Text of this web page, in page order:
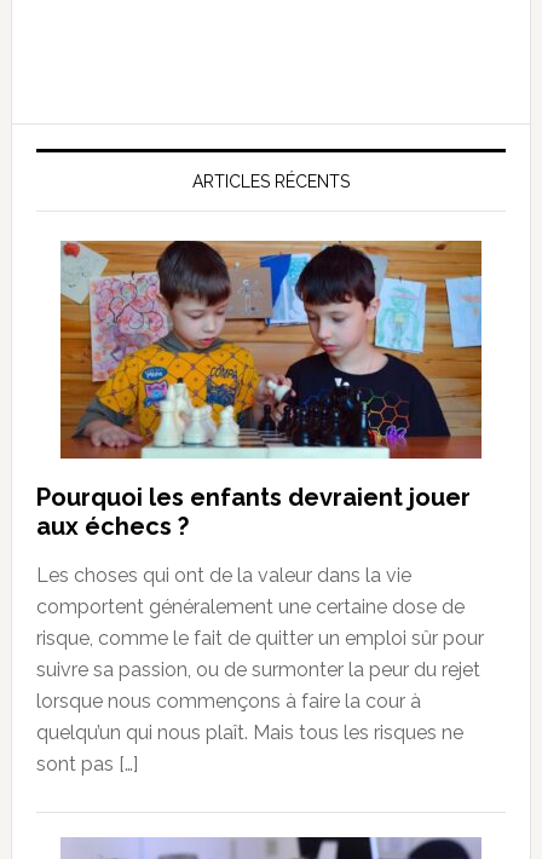
ARTICLES RÉCENTS
Pourquoi les enfants devraient jouer
aux échecs ?
Les choses qui ont de la valeur dans la vie
comportent généralement une certaine dose de
risque, comme le fait de quitter un emploi sûr pour
suivre sa passion, ou de surmonter la peur du rejet
lorsque nous commençons à faire la cour à
quelqu’un qui nous plaît. Mais tous les risques ne
sont pas […]